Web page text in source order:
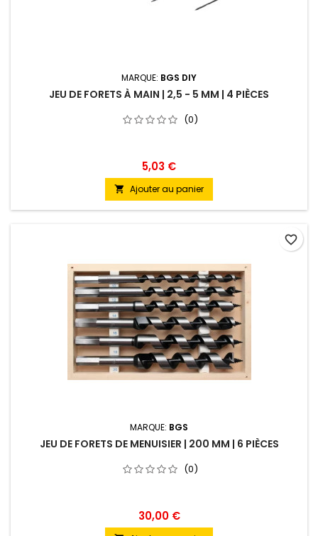
MARQUE: BGS DIY
JEU DE FORETS À MAIN | 2,5 - 5 MM | 4 PIÈCES
(0)
5,03 €
 Ajouter au panier
MARQUE: BGS
JEU DE FORETS DE MENUISIER | 200 MM | 6 PIÈCES
(0)
30,00 €
favorite_border